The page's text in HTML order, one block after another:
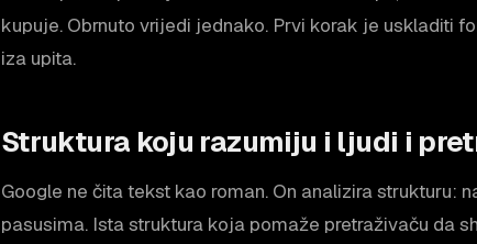
kupuje. Obrnuto vrijedi jednako. Prvi korak je uskladiti
iza upita.
Struktura koju razumiju i ljudi i
Google ne čita tekst kao roman. On analizira strukturu:
pasusima. Ista struktura koja pomaže pretraživaču da